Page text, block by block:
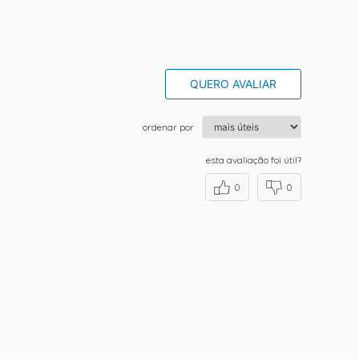
QUERO AVALIAR
ordenar por
esta avaliação foi útil?
0 0